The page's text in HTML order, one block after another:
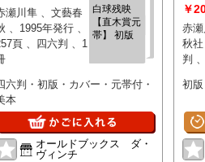
白球残映
【直木賞元
帯】 初版
川隼 、文藝春
行 、
、四六判 、1
六判・初版・カバー・元帯付・
本
オールドブックス ダ・
ヴィンチ
￥
赤瀬川隼
秋社 、平07 、四六
初